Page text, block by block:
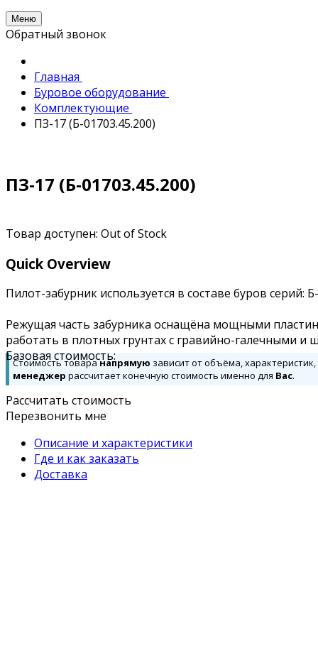
Меню
Обратный звонок
Главная
Буровое оборудование
Комплектующие
ПЗ-17 (Б-01703.45.200)
ПЗ-17 (Б-01703.45.200)
Товар доступен: Out of Stock
Quick Overview
Пилот-забурник используется в составе буров серий:
Режущая часть забурника оснащёна мощными
работать в плотных грунтах с гравийно-галечными
Базовая стоимость:
Стоимость товаранапрямую зависит от объёма,
менеджер рассчитает конечную стоимость именно для Вас.
Рассчитать стоимость
Перезвонить мне
Описание и характеристики
Где и как заказать
Доставка